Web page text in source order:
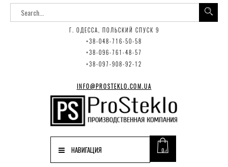
Г. ОДЕССА, ПОЛЬСКИЙ СПУСК 9
+38-048-716-50-58
+38-096-761-48-57
+38-097-908-92-12
INFO@PROSTEKLO.COM.UA
0
НАВИГАЦИЯ